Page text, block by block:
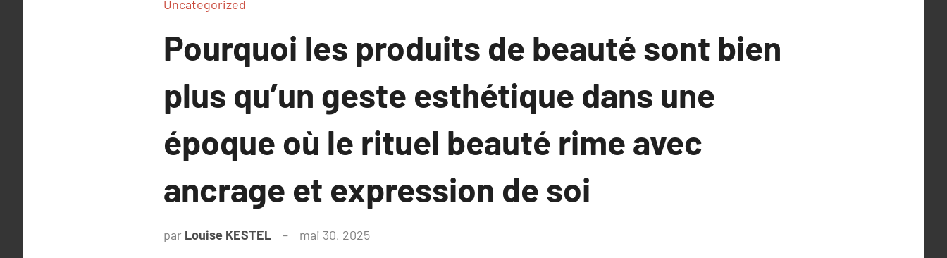
Uncategorized
Pourquoi les produits de beauté sont bien
plus qu’un geste esthétique dans une
époque où le rituel beauté rime avec
ancrage et expression de soi
par Louise KESTEL mai 30, 2025